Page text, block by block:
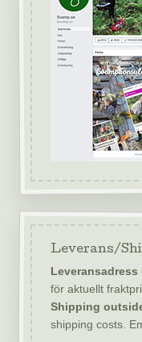
Leverans/
för aktuellt
Shipping
shipping costs.